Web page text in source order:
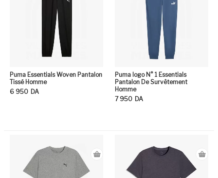
Puma Essentials Woven Pantalon
Tissé Homme
6 950 DA
Puma logo N° 1 Essentials
Pantalon De Survêtement
Homme
7 950 DA